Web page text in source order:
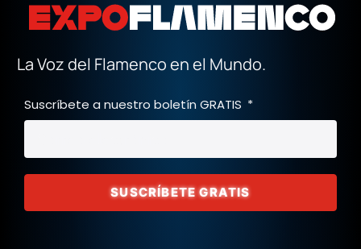
La Voz del Flamenco en el Mundo.
Suscríbete a nuestro boletín GRATIS
SUSCRÍBETE GRATIS